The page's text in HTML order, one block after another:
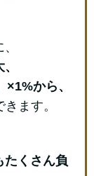
から、
ます。
たくさん負